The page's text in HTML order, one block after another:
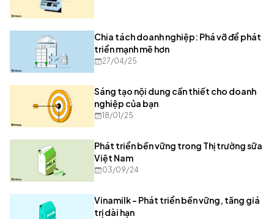
Chia tách doanh nghiệp: Phá vỡ để phát
triển mạnh mẽ hơn
27/04/25
Sáng tạo nội dung cần thiết cho doanh
nghiệp của bạn
18/01/25
Phát triển bền vững trong Thị trường sữa
Việt Nam
03/09/24
Vinamilk - Phát triển bền vững, tăng giá
trị dài hạn